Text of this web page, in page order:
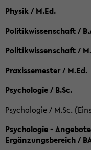
Physik / M.Ed.
Politikwissenschaft /
Politikwissenschaft /
Praxissemester / M.Ed.
Psychologie / B.Sc.
Psychologie / M.Sc.
Psychologie -
Ergänzungsbereich /